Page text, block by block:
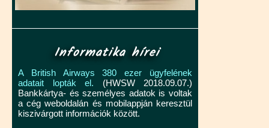
Informatika hírei
A British Airways 380 ezer ügyfelének
adatait lopták el. (HWSW 2018.09.07.)
Bankkártya- és személyes adatok is voltak
a cég weboldalán és mobilappján keresztül
kiszivárgott információk között.